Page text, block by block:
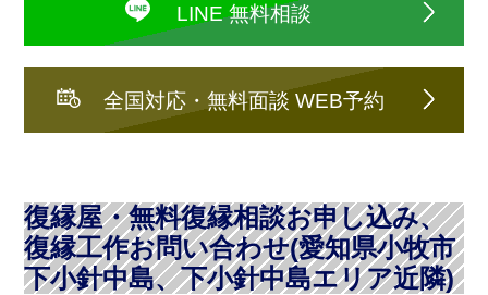
LINE 無料相談
全国対応・無料面談 WEB予約
復縁屋・無料復縁相談お申し込み、
復縁工作お問い合わせ(愛知県小牧市
下小針中島、下小針中島エリア近隣)